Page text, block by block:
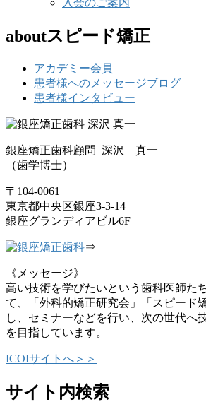
入会のご案内
aboutスピード矯正
アカデミー会員
患者様へのメッセージブログ
患者様インタビュー
銀座矯正歯科顧問 深沢 真一
（歯学博士）
〒104-0061
東京都中央区銀座3-3-14
銀座グランディアビル6F
⇒
《メッセージ》
高い技術を学びたいという歯科医師た
て、「外科的矯正研究会」「スピード
し、セミナーなどを行い、次の世代へ
を目指しています。
ICOIサイトへ＞＞
サイト内検索